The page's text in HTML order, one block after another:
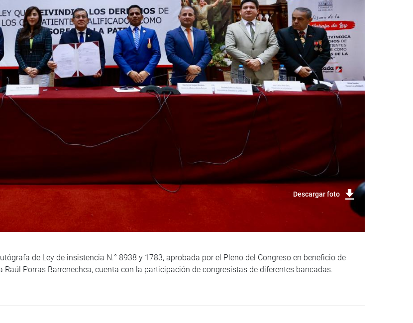
Descargar foto
de Ley de insistencia N.° 8938 y 1783, aprobada por el Pleno del Congreso en beneficio de
Raúl Porras Barrenechea, cuenta con la participación de congresistas de diferentes bancadas.